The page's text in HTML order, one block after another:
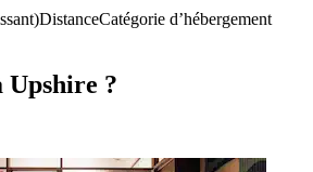
DistanceCatégorie d’hébergement
Upshire ?